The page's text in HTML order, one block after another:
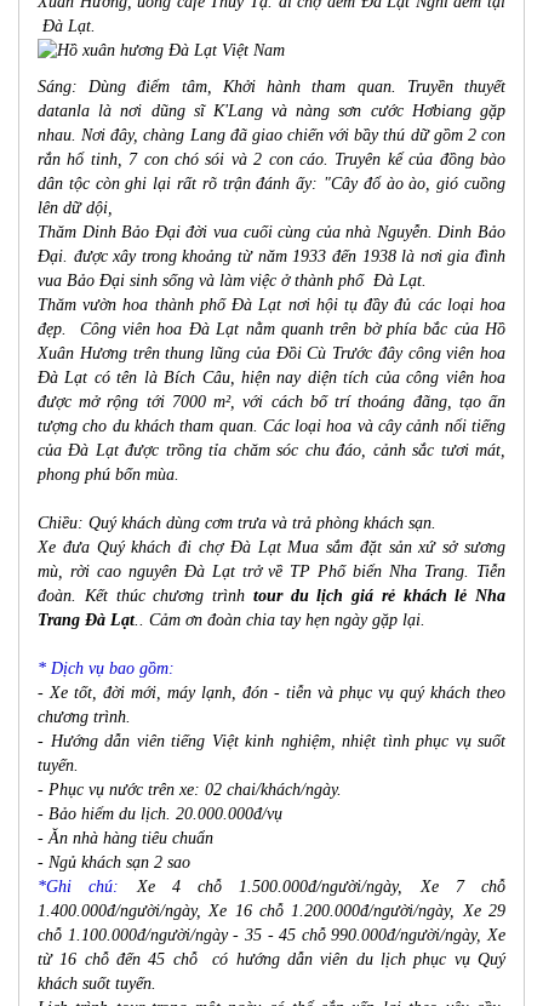
Đà Lạt.
Sáng: Dùng điểm tâm, Khởi hành tham quan. Truyền thuyết
datanla là nơi dũng sĩ K'Lang và nàng sơn cước Hơbiang gặp
nhau. Nơi đây, chàng Lang đã giao chiến với bầy thú dữ gồm 2 con
rắn hổ tinh, 7 con chó sói và 2 con cáo. Truyên kể của đồng bào
dân tộc còn ghi lại rất rõ trận đánh ấy: "Cây đổ ào ào, gió cuồng
lên dữ dội,
Thăm Dinh Bảo Đại đời vua cuối cùng của nhà Nguyễn. Dinh Bảo
Đại. được xây trong khoảng từ năm 1933 đến 1938 là nơi gia đình
vua Bảo Đại sinh sống và làm việc ở thành phố Đà Lạt.
Thăm vườn hoa thành phốĐà Lạt nơi hội tụ đầy đủ các loại hoa
đẹp. Công viênhoa Đà Lạt nằm quanh trên bờ phía bắc của Hồ
Xuân Hương trên thung lũng của Đồi Cù Trước đây công viên hoa
Đà Lạt có tên là Bích Câu, hiện nay diện tích của công viên hoa
được mở rộng tới 7000 m², với cách bố trí thoáng đãng, tạo ấn
tượng cho du khách tham quan. Các loại hoa và cây cảnh nổi tiếng
củaĐà Lạtđược trồng tỉa chăm sóc chu đáo, cảnh sắc tươi mát,
phong phú bốn mùa.
Chiều: Quý khách dùng cơm trưa và trả phòng khách sạn.
Xe đưa Quý khách đi chợ Đà Lạt Mua sắm đặt sản xứ sở sương
mù, rời cao nguyên Đà Lạt trở về TP Phố biển Nha Trang . Tiễn
đoàn. Kết thúc chương trình tour du lịch giá rẻ khách lẻ Nha
Trang Đà Lạt.. Cảm ơn đoàn chia tay hẹn ngày gặp lại.
* Dịch vụ bao gồm:
- Xe tốt, đời mới, máy lạnh, đón - tiễn và phục vụ quý khách theo
chương trình.
- Hướng dẫn viên tiếng Việt kinh nghiệm, nhiệt tình phục vụ suốt
tuyến.
- Phục vụ nước trên xe: 02 chai/khách/ngày.
- Bảo hiểm du lịch. 20.000.000đ/vụ
- Ăn nhà hàng tiêu chuẩn
- Ngủ khách sạn 2 sao
*Ghi chú: Xe 4 chỗ 1.500.000đ/người/ngày, Xe 7 chỗ
1.400.000đ/người/ngày, Xe 16 chỗ 1.200.000đ/người/ngày, Xe 29
chỗ 1.100.000đ/người/ngày - 35 - 45 chỗ 990.000đ/người/ngày, Xe
từ 16 chỗ đến 45 chỗ có hướng dẫn viên du lịch phục vụ Quý
khách suốt tuyến.